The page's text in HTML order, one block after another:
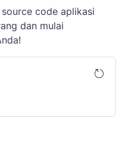
code aplikasi
dan mulai